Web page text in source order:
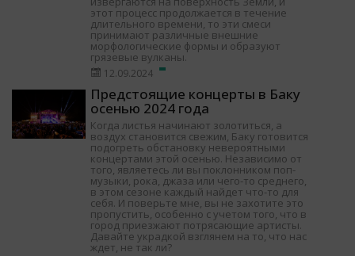
этот процесс продолжается в течение
длительного времени, то эти смеси
принимают различные внешние
морфологические формы и образуют
грязевые вулканы.
12.09.2024
Предстоящие концерты в Баку
осенью 2024 года
Когда листья начинают золотиться, а
воздух становится свежим, Баку готовится
подогреть обстановку невероятными
концертами этой осенью. Независимо от
того, являетесь ли вы поклонником поп-
музыки, рока, джаза или чего-то среднего,
в этом сезоне каждый найдет что-то для
себя. И поверьте мне, вы не захотите это
пропустить, особенно с учетом того, что в
город приезжают потрясающие артисты.
Давайте украдкой взглянем на то, что нас
ждет, не так ли?